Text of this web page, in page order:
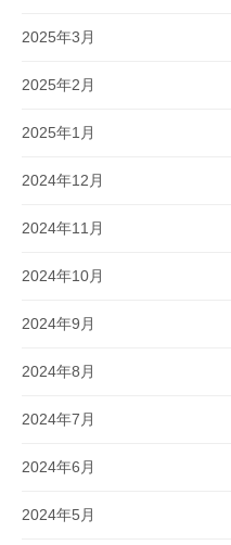
2025年3月
2025年2月
2025年1月
2024年12月
2024年11月
2024年10月
2024年9月
2024年8月
2024年7月
2024年6月
2024年5月